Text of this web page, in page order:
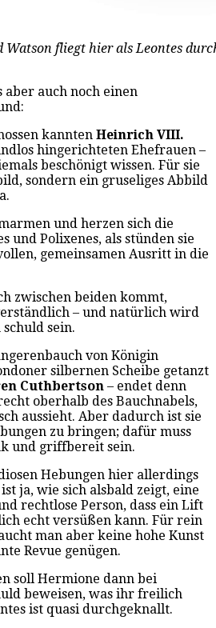
fliegt hier als Leontes
aber auch noch einen
kannten Heinrich VIII.
hingerichteten Ehefrauen –
beschönigt wissen. Für sie
sondern ein gruseliges Abbild
und herzen sich die
und Polixenes, als stünden sie
gemeinsamen Ausritt in die
zwischen beiden kommt,
– und natürlich wird
sein.
von Königin
silbernen Scheibe getanzt
Cuthbertson – endet denn
oberhalb des Bauchnabels,
aussieht. Aber dadurch ist sie
zu bringen; dafür muss
und griffbereit sein.
Hebungen hier allerdings
ja, wie sich alsbald zeigt, eine
rechtlose Person, dass ein Lift
echt versüßen kann. Für rein
man aber keine hohe Kunst
Revue genügen.
soll Hermione dann bei
beweisen, was ihr freilich
ist quasi durchgeknallt.